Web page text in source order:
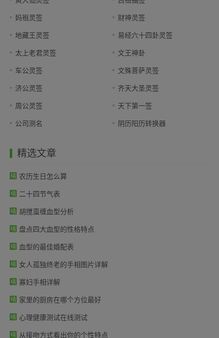
妈祖灵签 财神灵签
地藏王灵签 易经六十四卦灵签
太上老君灵签 文王神卦
车公灵签 文殊菩萨灵签
济公灵签 齐天大圣灵签
周公灵签 天下第一签
公司测名 阴历阳历转换器
精选文章
农历生日怎么算
二十四节气表
胡搅蛮缠血型分析
盘点四大血型的性格特点
血型的最佳婚配表
女人孤独终老的手相图片详解
寡妇手相详解
家里的厨房在哪个方位最好
心理健康测试在线测试
从接吻方式看出你的个性特点